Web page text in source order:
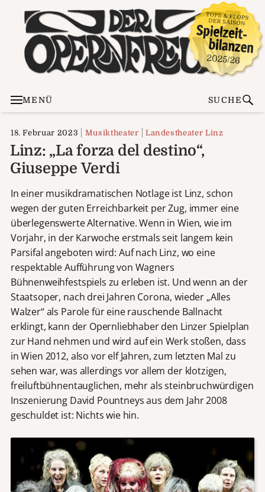
MENÜ SUCHE
18. Februar 2023 Musiktheater Landestheater Linz
Linz: „La forza del destino“,
Giuseppe Verdi
In einer musikdramatischen Notlage ist Linz, schon
wegen der guten Erreichbarkeit per Zug, immer eine
überlegenswerte Alternative. Wenn in Wien, wie im
Vorjahr, in der Karwoche erstmals seit langem kein
Parsifal angeboten wird: Auf nach Linz, wo eine
respektable Aufführung von Wagners
Bühnenweihfestspiels zu erleben ist. Und wenn an der
Staatsoper, nach drei Jahren Corona, wieder „Alles
Walzer“ als Parole für eine rauschende Ballnacht
erklingt, kann der Opernliebhaber den Linzer Spielplan
zur Hand nehmen und wird auf ein Werk stoßen, dass
in Wien 2012, also vor elf Jahren, zum letzten Mal zu
sehen war, was allerdings vor allem der klotzigen,
freiluftbühnentauglichen, mehr als steinbruchwürdigen
Inszenierung David Pountneys aus dem Jahr 2008
geschuldet ist: Nichts wie hin.